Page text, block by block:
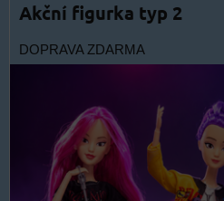
Akční figurka typ 2
DOPRAVA ZDARMA